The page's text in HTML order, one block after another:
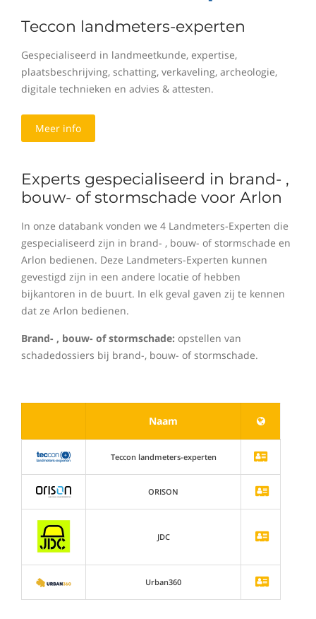
Teccon landmeters-experten
Gespecialiseerd in landmeetkunde, expertise,
plaatsbeschrijving, schatting, verkaveling, archeologie,
digitale technieken en advies & attesten.
Meer info
Experts gespecialiseerd in brand- ,
bouw- of stormschade voor Arlon
In onze databank vonden we 4 Landmeters-Experten die
gespecialiseerd zijn in brand- , bouw- of stormschade en
Arlon bedienen. Deze Landmeters-Experten kunnen
gevestigd zijn in een andere locatie of hebben
bijkantoren in de buurt. In elk geval gaven zij te kennen
dat ze Arlon bedienen.
Brand- , bouw- of stormschade: opstellen van
schadedossiers bij brand-, bouw- of stormschade.
Naam
Teccon landmeters-experten
ORISON
JDC
Urban360